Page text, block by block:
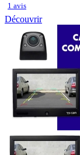
1 avis
Découvrir